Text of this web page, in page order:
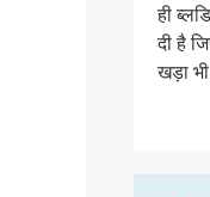
नवंबर
को
मैंने…
ही
दी है
खड़ा